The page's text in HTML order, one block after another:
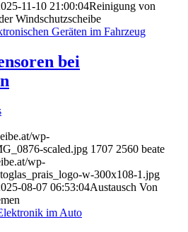
11-10 21:00:04Reinigung von
Windschutzscheibe
bei
wp-
scaled.jpg 1707 2560 beate
wp-
w-300x108-1.jpg
08-07 06:53:04Austausch Von